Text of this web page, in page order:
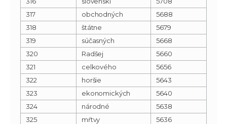
317
obchodných
5688
318
štátne
5679
319
súčasných
5668
320
Radšej
5660
321
celkového
5656
322
horšie
5643
323
ekonomických
5640
324
národné
5638
325
mŕtvy
5636